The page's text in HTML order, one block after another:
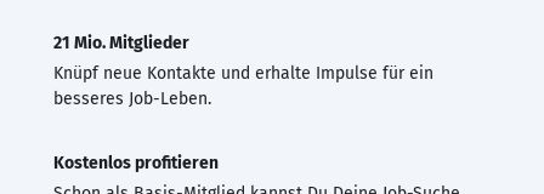
21 Mio. Mitglieder
Knüpf neue Kontakte und erhalte Impulse für ein
besseres Job-Leben.
Kostenlos profitieren